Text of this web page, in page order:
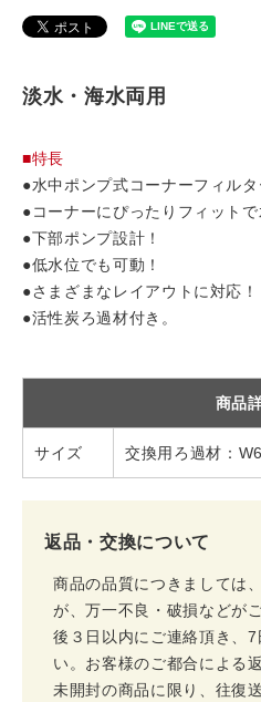
淡水・海水両用
■特長
●水中ポンプ式コーナーフィルタ
●コーナーにぴったりフィットで
●下部ポンプ設計！
●低水位でも可動！
●さまざまなレイアウトに対応！
●活性炭ろ過材付き。
商品
サイズ 交換用ろ過材：
返品・交換について
商品の品質につきましては
が、万一不良・破損などが
後３日以内にご連絡頂き、7
い。お客様のご都合による
未開封の商品に限り、往復